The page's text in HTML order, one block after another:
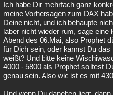
Ich habe Dir mehrfach ganz
meine Vorhersagen zum DAX
Deine nicht, und ich behaupte
laber nicht wieder rum, sage eine
Abend des 06.Mai, also Prophet
für Dich sein, oder kannst Du das
weißt? Und bitte keine
4000 - 5800 als Prophet solltest
genau sein. Also wie ist es mit
Und wenn Du daneben liegt,